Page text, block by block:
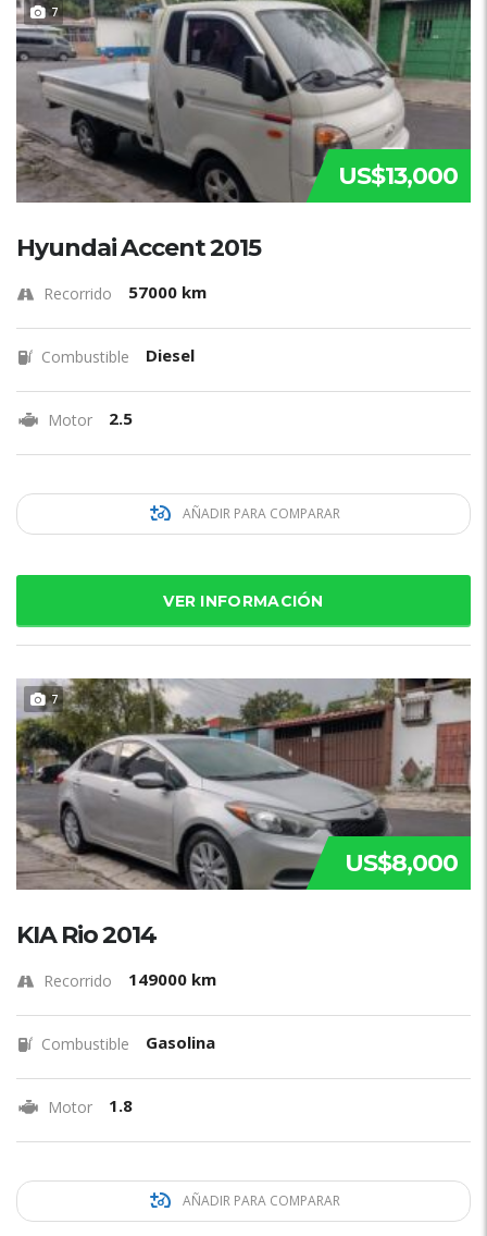
7
US$13,000
Hyundai Accent 2015
Recorrido 57000 km
Combustible Diesel
Motor 2.5
AÑADIR PARA COMPARAR
VER INFORMACIÓN
7
US$8,000
KIA Rio 2014
Recorrido 149000 km
Combustible Gasolina
Motor 1.8
AÑADIR PARA COMPARAR